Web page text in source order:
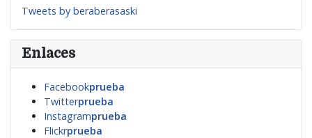
Tweets by beraberasaski
Enlaces
Facebookprueba
Twitterprueba
Instagramprueba
Flickrprueba